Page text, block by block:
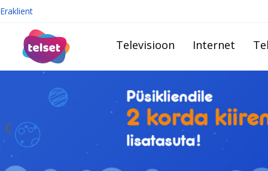
Eraklient
Televisioon Internet